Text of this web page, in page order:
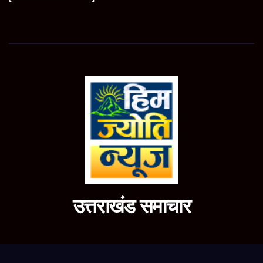
उत्तराखंड समाचार